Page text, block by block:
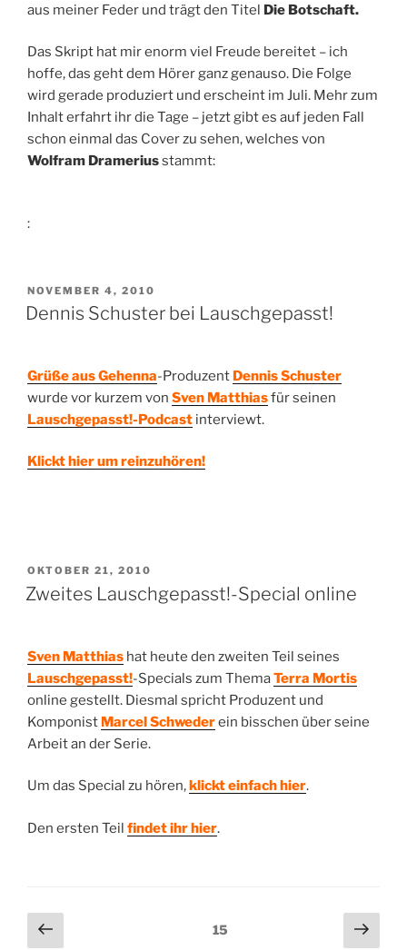
aus meiner Feder und trägt den Titel Die Botschaft.
Das Skript hat mir enorm viel Freude bereitet – ich
hoffe, das geht dem Hörer ganz genauso. Die Folge
wird gerade produziert und erscheint im Juli. Mehr zum
Inhalt erfahrt ihr die Tage – jetzt gibt es auf jeden Fall
schon einmal das Cover zu sehen, welches von
Wolfram Drameriusstammt:
:
VERÖFFENTLICHT
AM
NOVEMBER 4, 2010
Dennis Schuster bei Lauschgepasst!
Grüße aus Gehenna-Produzent Dennis Schuster
wurde vor kurzem von Sven Matthiasfür seinen
Lauschgepasst!-Podcast interviewt.
Klickt hier um reinzuhören!
VERÖFFENTLICHT
AM
OKTOBER 21, 2010
Zweites Lauschgepasst!-Special online
Sven Matthias hat heute den zweiten Teil seines
Lauschgepasst!-Specials zum ThemaTerra Mortis
online gestellt. Diesmal spricht Produzent und
Komponist Marcel Schwederein bisschen über seine
Arbeit an der Serie.
Um das Special zu hören,klickt einfach hier.
Den ersten Teil findet ihr hier.
Beitragsnavigation
Vorherige
Seite15